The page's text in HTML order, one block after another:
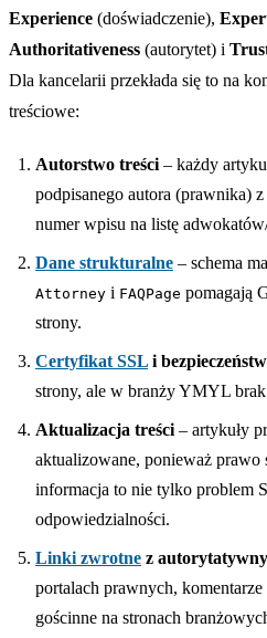
Experience (doświadczenie),
Authoritativeness (autorytet) i
Dla kancelarii przekłada się to na
treściowe:
Autorstwo treści – każdy
podpisanego autora (prawnika)
numer wpisu na listę
Dane strukturalne – schema
Attorney i FAQPage pomagają
strony.
Certyfikat SSL i
strony, ale w branży YMYL
Aktualizacja treści – artykuły
aktualizowane, ponieważ prawo
informacja to nie tylko problem
odpowiedzialności.
Linki zwrotne z
portalach prawnych,
gościnne na stronach